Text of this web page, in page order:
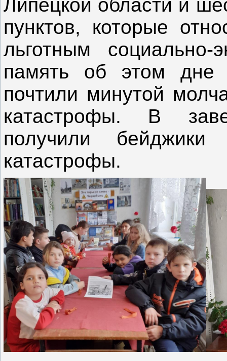
Липецкой области и
пунктов, которые
льготным социально-
память об этом дне
почтили минутой
катастрофы. В
получили
катастрофы.